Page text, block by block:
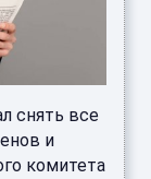
снять все
и
комитета